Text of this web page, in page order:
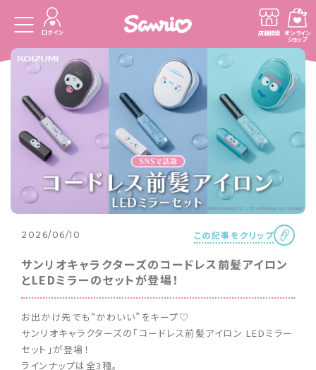
ログイン 店舗検索 オンライン
ショップ
2026/06/10 この記事をクリップ
サンリオキャラクターズのコードレス前髪アイロン
とLEDミラーのセットが登場！
お出かけ先でも“かわいい”をキープ♡
サンリオキャラクターズの「コードレス前髪アイロン LEDミラー
セット」が登場！
ラインナップは全3種。